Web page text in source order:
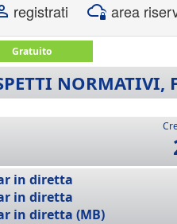
registrati area
Gratuito
NORMATIVI,
in diretta
in diretta
in diretta (MB)